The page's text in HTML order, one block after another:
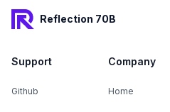
FooterReflection 70B
Support
Github
Company
Home